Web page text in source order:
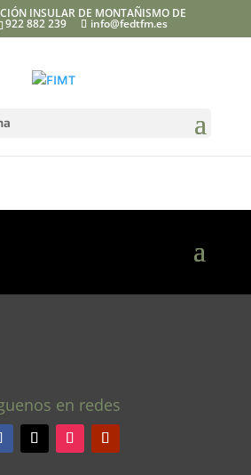
INSULAR DE MONTAÑISMO DE
922 882 239 info@fedtfm.es
en redes